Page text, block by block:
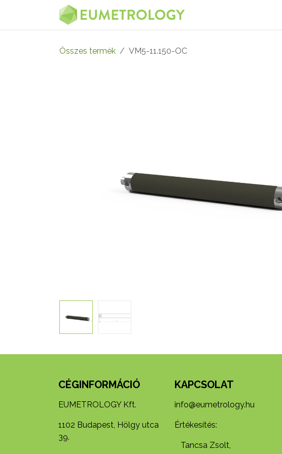
Kihagyás és továbblépés a tartalomhoz
Összes termék VM5-11.150-OC
CÉGINFORMÁCIÓ
EUMETROLOGY Kft.
1102 Budapest, Hölgy utca
39.
KAPCSOLAT
info@eumetrology.hu
Értékesítés:
Tancsa Zsolt,